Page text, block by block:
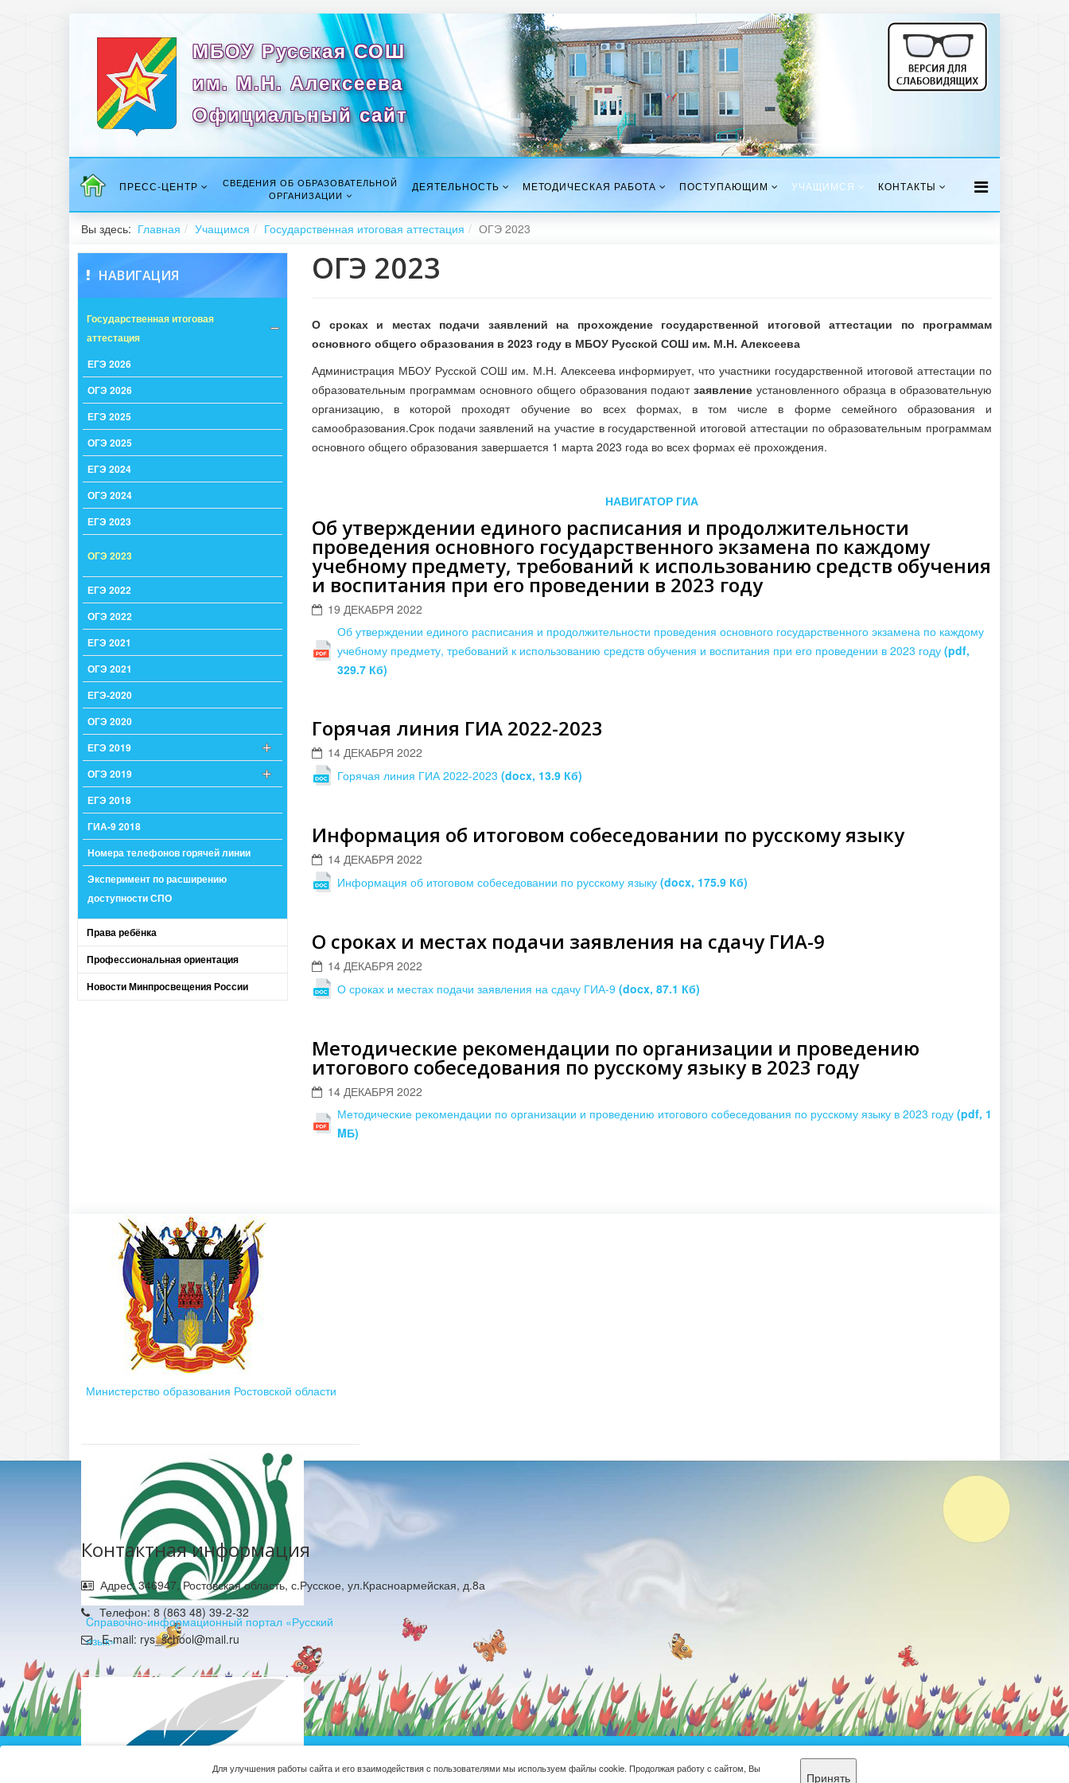
МБОУ Русская СОШ
им. М.Н. Алексеева
Официальный сайт
ПРЕСС-ЦЕНТР
СВЕДЕНИЯ ОБ ОБРАЗОВАТЕЛЬНОЙ
ОРГАНИЗАЦИИ
ДЕЯТЕЛЬНОСТЬ МЕТОДИЧЕСКАЯ РАБОТА ПОСТУПАЮЩИМ УЧАЩИМСЯ КОНТАКТЫ
Вы здесь: Главная Учащимся Государственная итоговая аттестация ОГЭ 2023
НАВИГАЦИЯ
Государственная итоговая
аттестация
ЕГЭ 2026
ОГЭ 2026
ЕГЭ 2025
ОГЭ 2025
ЕГЭ 2024
ОГЭ 2024
ЕГЭ 2023
ОГЭ 2023
ЕГЭ 2022
ОГЭ 2022
ЕГЭ 2021
ОГЭ 2021
ЕГЭ-2020
ОГЭ 2020
ЕГЭ 2019
ОГЭ 2019
ЕГЭ 2018
ГИА-9 2018
Номера телефонов горячей линии
Эксперимент по расширению
доступности СПО
Права ребёнка
Профессиональная ориентация
Новости Минпросвещения России
ОГЭ 2023
О сроках и местах подачи заявлений на прохождение государственной итоговой аттестации по программам
основного общего образования в 2023 году в МБОУ Русской СОШ им. М.Н. Алексеева
Администрация МБОУ Русской СОШ им. М.Н. Алексеева информирует, что участники государственной итоговой аттестации по
образовательным программам основного общего образования подаютзаявление установленного образца в образовательную
организацию, в которой проходят обучение во всех формах, в том числе в форме семейного образования и
самообразования.Срок подачи заявлений на участие в государственной итоговой аттестации по образовательным программам
основного общего образования завершается 1 марта 2023 года во всех формах её прохождения.
НАВИГАТОР ГИА
Об утверждении единого расписания и продолжительности
проведения основного государственного экзамена по каждому
учебному предмету, требований к использованию средств обучения
и воспитания при его проведении в 2023 году
19 ДЕКАБРЯ 2022
Об утверждении единого расписания и продолжительности проведения основного государственного экзамена по каждому
учебному предмету, требований к использованию средств обучения и воспитания при его проведении в 2023 году (pdf,
329.7 Кб)
Горячая линия ГИА 2022-2023
14 ДЕКАБРЯ 2022
Горячая линия ГИА 2022-2023 (docx, 13.9 Кб)
Информация об итоговом собеседовании по русскому языку
14 ДЕКАБРЯ 2022
Информация об итоговом собеседовании по русскому языку (docx, 175.9 Кб)
О сроках и местах подачи заявления на сдачу ГИА-9
14 ДЕКАБРЯ 2022
О сроках и местах подачи заявления на сдачу ГИА-9 (docx, 87.1 Кб)
Методические рекомендации по организации и проведению
итогового собеседования по русскому языку в 2023 году
14 ДЕКАБРЯ 2022
Методические рекомендации по организации и проведению итогового собеседования по русскому языку в 2023 году (pdf, 1
MБ)
Министерство образования Ростовской области
Cправочно-информационный портал «Русский
язык»
Контактная информация
Адрес: 346947, Ростовская область, с.Русское, ул.Красноармейская, д.8а
Телефон: 8 (863 48) 39-2-32
E-mail: rys_school@mail.ru
школа имени Героя Советского Союза М.Н. Алексеева © 2016-2026
Для улучшения работы сайта и его взаимодействия с пользователями мы используем файлы cookie. Продолжая работу с сайтом, Вы
Принять